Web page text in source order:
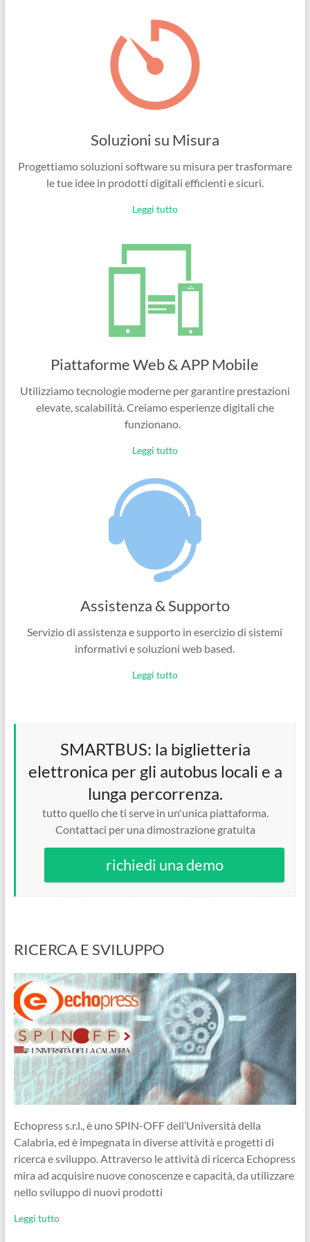
Soluzioni su Misura
Progettiamo soluzioni software su misura per trasformare
le tue idee in prodotti digitali efficienti e sicuri.
Leggi tutto
Piattaforme Web & APP Mobile
Utilizziamo tecnologie moderne per garantire prestazioni
elevate, scalabilità. Creiamo esperienze digitali che
funzionano.
Leggi tutto
Assistenza & Supporto
Servizio di assistenza e supporto in esercizio di sistemi
informativi e soluzioni web based.
Leggi tutto
SMARTBUS: la biglietteria
elettronica per gli autobus locali e a
lunga percorrenza.
tutto quello che ti serve in un'unica piattaforma.
Contattaci per una dimostrazione gratuita
richiedi una demo
RICERCA E SVILUPPO
Echopress s.r.l., è uno SPIN-OFF dell’Università della
Calabria, ed è impegnata in diverse attività e progetti di
ricerca e sviluppo. Attraverso le attività di ricerca Echopress
mira ad acquisire nuove conoscenze e capacità, da utilizzare
nello sviluppo di nuovi prodotti
Leggi tutto